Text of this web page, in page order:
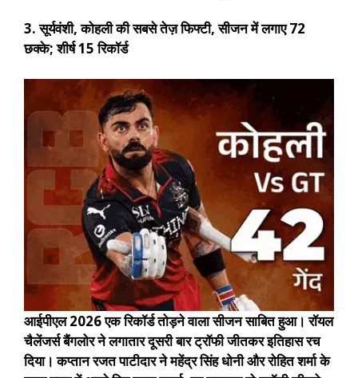
3. सूर्यवंशी, कोहली की सबसे तेज़ फिफ्टी, सीजन में लगाए 72
छक्के; शीर्ष 15 रिकॉर्ड
आईपीएल 2026 एक रिकॉर्ड तोड़ने वाला सीजन साबित हुआ। रॉयल
चैलेंजर्स बैंगलोर ने लगातार दूसरी बार ट्रॉफी जीतकर इतिहास रच
दिया। कप्तान रजत पाटीदार ने महेंद्र सिंह धोनी और रोहित शर्मा के